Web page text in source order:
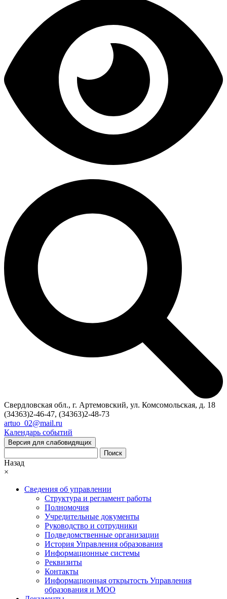
Свердловская обл., г. Артемовский, ул. Комсомольская, д. 18
(34363)2-46-47, (34363)2-48-73
artuo_02@mail.ru
Календарь событий
Версия для слабовидящих
Поиск
Назад
×
Сведения об управлении
Структура и регламент работы
Полномочия
Учредительные документы
Руководство и сотрудники
Подведомственные организации
История Управления образования
Информационные системы
Реквизиты
Контакты
Информационная открытость Управления
образования и МОО